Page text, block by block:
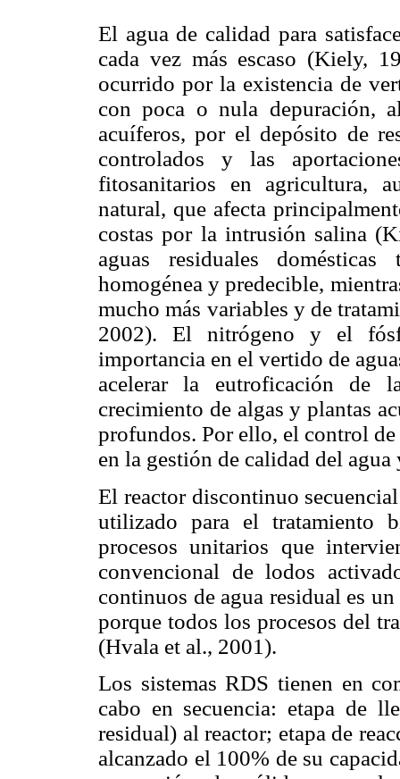
El agua de calidad para
cada vez más escaso (Kiely,
ocurrido por la existencia de
con poca o nula depuración,
acuíferos, por el depósito de
controlados y las
fitosanitarios en agricultura,
natural, que afecta
costas por la intrusión salina
aguas residuales
homogénea y predecible,
mucho más variables y de
2002). El nitrógeno y el
importancia en el vertido de
acelerar la eutroficación de
crecimiento de algas y plantas
profundos. Por ello, el control
en la gestión de calidad del
El reactor discontinuo
utilizado para el tratamiento
procesos unitarios que
convencional de lodos
continuos de agua residual es
porque todos los procesos del
(Hvala et al., 2001).
Los sistemas RDS tienen en
cabo en secuencia: etapa de
residual) al reactor; etapa de
alcanzado el 100% de su